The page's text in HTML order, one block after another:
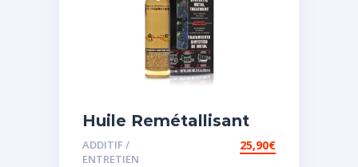
Huile Remétallisant
Moteur SMT2
ADDITIF /
ENTRETIEN
25,90€